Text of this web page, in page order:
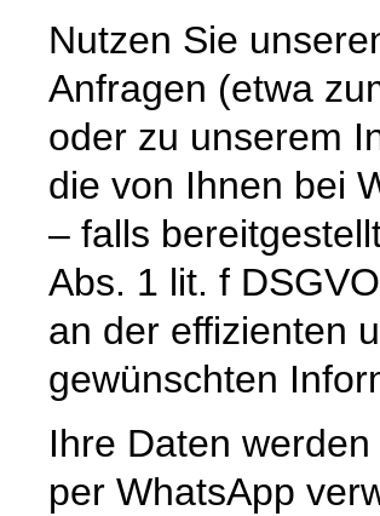
Nutzen Sie
Anfragen (etwa
oder zu unserem
die von Ihnen bei
– falls
Abs. 1 lit. f
an der effizienten
gewünschten
Ihre Daten
per WhatsApp